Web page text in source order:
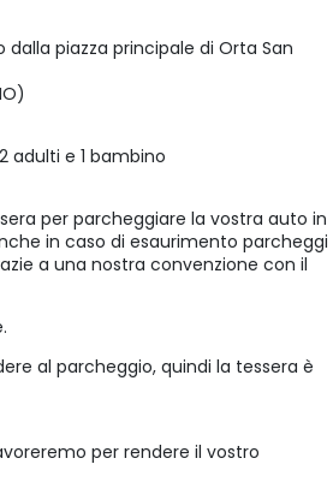
piazza principale di Orta San
adulti e 1 bambino
per parcheggiare la vostra auto in
in caso di esaurimento parcheggi
a una nostra convenzione con il
al parcheggio, quindi la tessera è
per rendere il vostro